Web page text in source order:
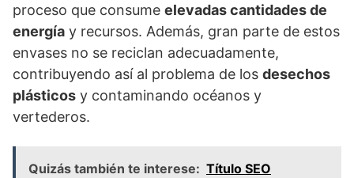
proceso que consume elevadas cantidades de
energía y recursos. Además, gran parte de estos
envases no se reciclan adecuadamente,
contribuyendo así al problema de los desechos
plásticos y contaminando océanos y
vertederos.
Quizás también te interese: Título SEO